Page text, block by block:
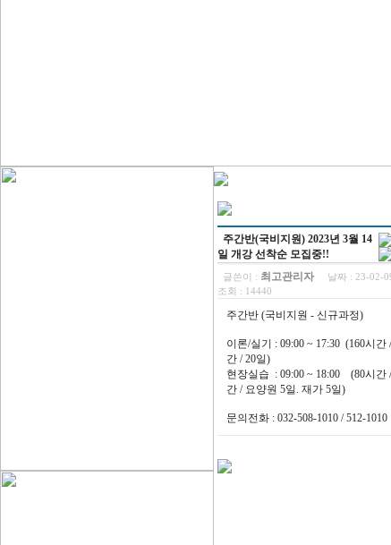
주간반(국비지원) 2023년 3월 14
일 개강 선착순 모집중!!
글쓴이 : 최고관리자 날짜 : 23-02-
조회 : 14440
주간반 (국비지원 - 신규과정)
이론/실기 : 09:00 ~ 17:30 (160시간
간 / 20일)
현장실습 : 09:00 ~ 18:00 (80시간 /
간 / 요양원 5일. 재가 5일)
문의전화 : 032-508-1010 / 512-1010